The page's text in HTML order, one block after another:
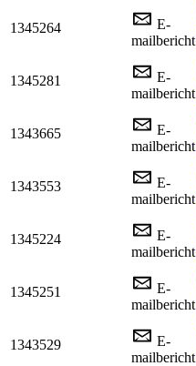
1345264
E-
mailbericht
1345281
E-
mailbericht
1343665
E-
mailbericht
1343553
E-
mailbericht
1345224
E-
mailbericht
1345251
E-
mailbericht
1343529
E-
mailbericht